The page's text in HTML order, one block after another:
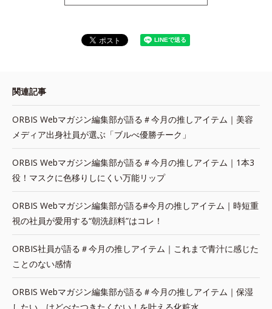
関連記事
ORBIS Webマガジン編集部が語る＃今月の推しアイテム｜美容
メディア出身社員が選ぶ「ブルべ優勝チーク」
ORBIS Webマガジン編集部が語る＃今月の推しアイテム｜1本3
役！マスクに色移りしにくい万能リップ
ORBIS Webマガジン編集部が語る#今月の推しアイテム｜時短重
視の社員が愛用する“朝洗顔料”はコレ！
ORBIS社員が語る＃今月の推しアイテム｜これまで青汁に感じた
ことのない感情
ORBIS Webマガジン編集部が語る＃今月の推しアイテム｜保湿